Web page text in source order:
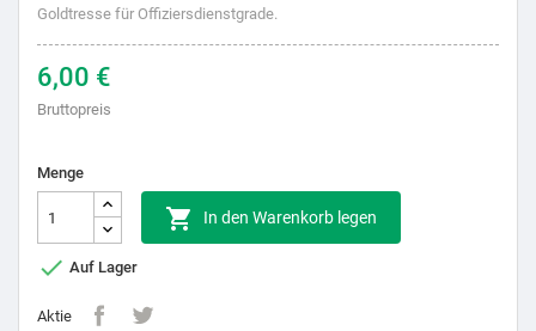
Goldtresse für Offiziersdienstgrade.
6,00 €
Bruttopreis
Menge
 In den Warenkorb legen
 Auf Lager
Aktie